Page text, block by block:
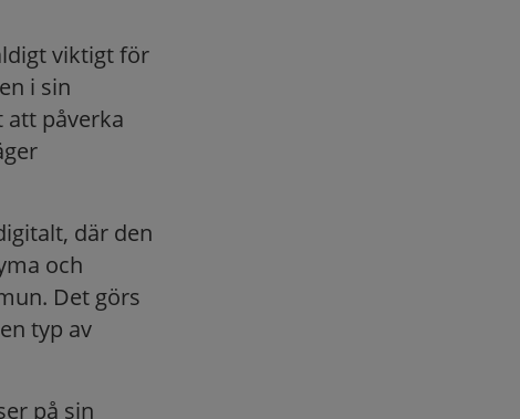
viktigt för
i sin
att påverka
där den
och
Det görs
typ av
på sin